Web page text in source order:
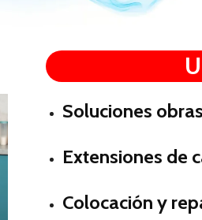
Soluciones
Extensiones de
Colocación y